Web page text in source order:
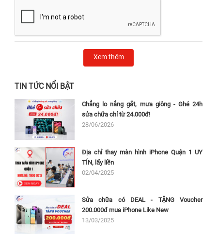
Xem thêm
TIN TỨC NỔI BẬT
Chẳng lo nắng gắt, mưa giông - Ghé 24h
sửa chữa chỉ từ 24.000đ!
28/06/2026
Địa chỉ thay màn hình iPhone Quận 1 UY
TÍN, lấy liền
02/04/2025
Sửa chữa có DEAL - TẶNG Voucher
200.000đ mua iPhone Like New
13/03/2025